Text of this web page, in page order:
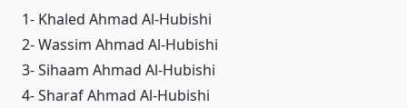
1- Khaled Ahmad Al-Hubishi
2- Wassim Ahmad Al-Hubishi
3- Sihaam Ahmad Al-Hubishi
4- Sharaf Ahmad Al-Hubishi